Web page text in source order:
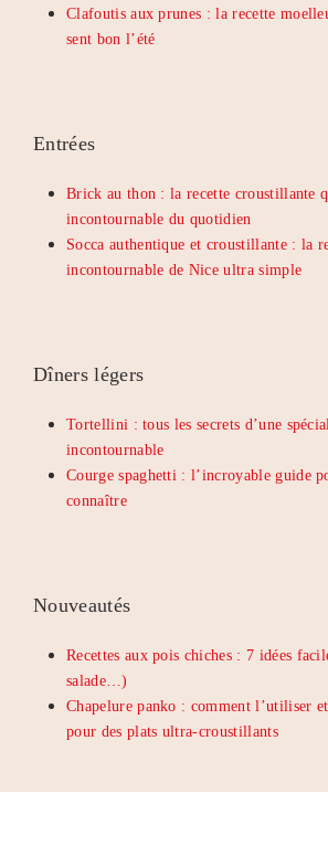
Clafoutis aux prunes : la recette
sent bon l’été
Entrées
Brick au thon : la recette croustillante
incontournable du quotidien
Socca authentique et croustillante : la
incontournable de Nice ultra simple
Dîners légers
Tortellini : tous les secrets d’une
incontournable
Courge spaghetti : l’incroyable guide
connaître
Nouveautés
Recettes aux pois chiches : 7 idées
salade…)
Chapelure panko : comment l’utiliser
pour des plats ultra-croustillants